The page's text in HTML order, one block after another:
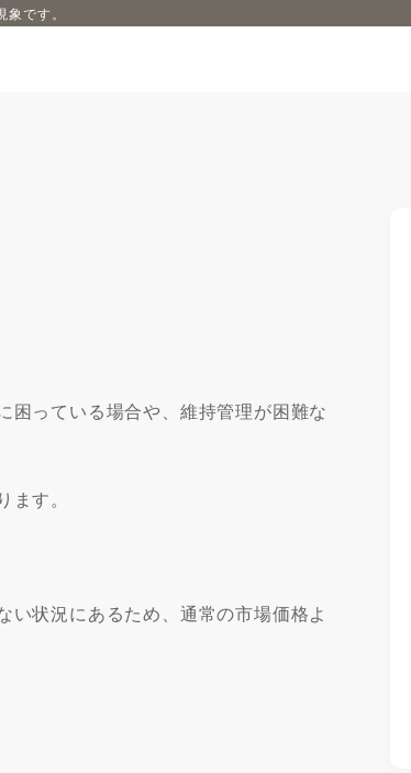
です。
困っている場合や、維持管理が困難な
す。
状況にあるため、通常の市場価格よ